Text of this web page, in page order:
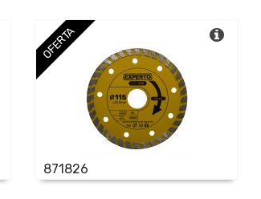
cantidad
OFERTA
871826